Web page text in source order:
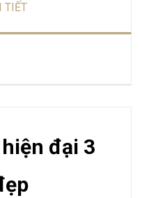
TIẾT
đại 3